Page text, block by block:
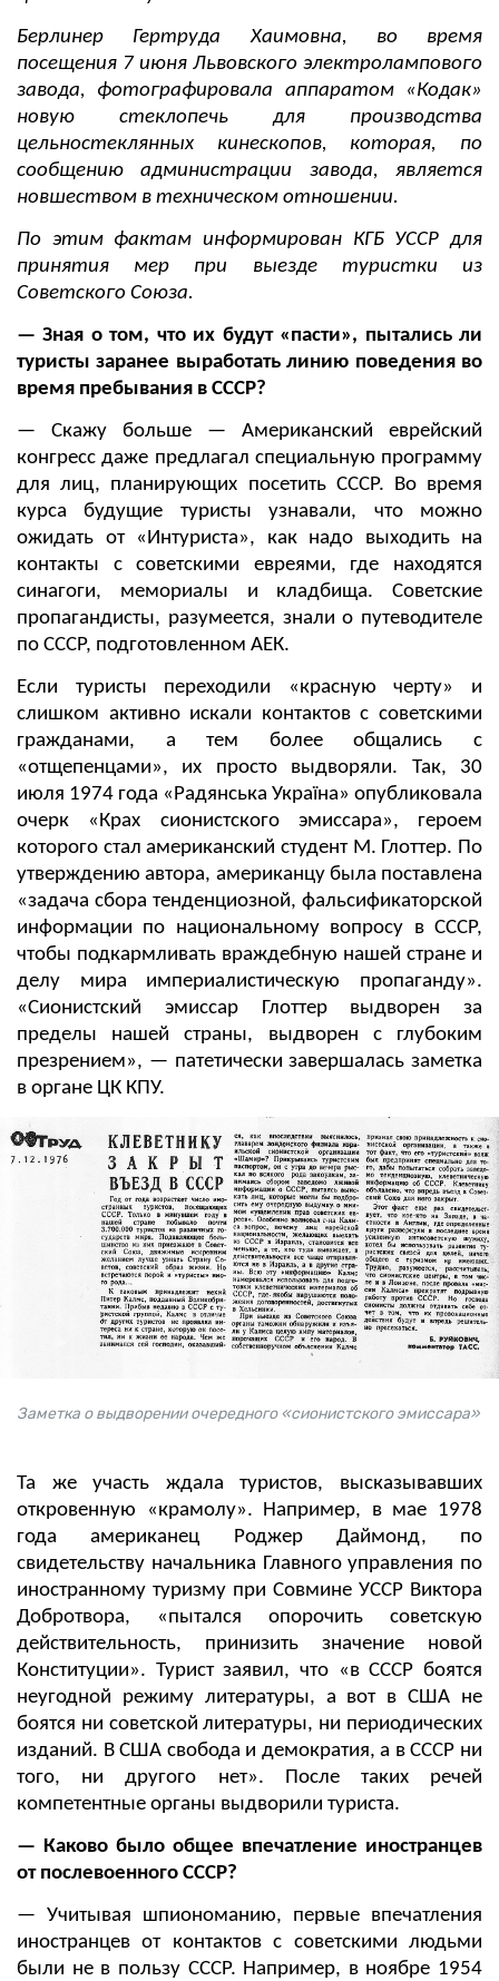
Берлинер Гертруда Хаимовна, во время
посещения 7 июня Львовского электролампового
завода, фотографировала аппаратом «Кодак»
новую стеклопечь для производства
цельностеклянных кинескопов, которая, по
сообщению администрации завода, является
новшеством в техническом отношении.
По этим фактам информирован КГБ УССР для
принятия мер при выезде туристки из
Советского Союза.
— Зная о том, что их будут «пасти», пытались ли
туристы заранее выработать линию поведения во
время пребывания в СССР?
— Скажу больше — Американский еврейский
конгресс даже предлагал специальную программу
для лиц, планирующих посетить СССР. Во время
курса будущие туристы узнавали, что можно
ожидать от «Интуриста», как надо выходить на
контакты с советскими евреями, где находятся
синагоги, мемориалы и кладбища. Советские
пропагандисты, разумеется, знали о путеводителе
по СССР, подготовленном АЕК.
Если туристы переходили «красную черту» и
слишком активно искали контактов с советскими
гражданами, а тем более общались с
«отщепенцами», их просто выдворяли. Так, 30
июля 1974 года «Радянська Україна» опубликовала
очерк «Крах сионистского эмиссара», героем
которого стал американский студент М. Глоттер. По
утверждению автора, американцу была поставлена
«задача сбора тенденциозной, фальсификаторской
информации по национальному вопросу в СССР,
чтобы подкармливать враждебную нашей стране и
делу мира империалистическую пропаганду».
«Сионистский эмиссар Глоттер выдворен за
пределы нашей страны, выдворен с глубоким
презрением», — патетически завершалась заметка
в органе ЦК КПУ.
Заметка о выдворении очередного «сионистского эмиссара»
Та же участь ждала туристов, высказывавших
откровенную «крамолу». Например, в мае 1978
года американец Роджер Даймонд, по
свидетельству начальника Главного управления по
иностранному туризму при Совмине УССР Виктора
Добротвора, «пытался опорочить советскую
действительность, принизить значение новой
Конституции». Турист заявил, что «в СССР боятся
неугодной режиму литературы, а вот в США не
боятся ни советской литературы, ни периодических
изданий. В США свобода и демократия, а в СССР ни
того, ни другого нет». После таких речей
компетентные органы выдворили туриста.
— Каково было общее впечатление иностранцев
от послевоенного СССР?
— Учитывая шпиономанию, первые впечатления
иностранцев от контактов с советскими людьми
были не в пользу СССР. Например, в ноябре 1954